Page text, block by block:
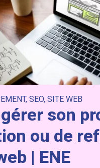
, SEO, SITE WEB
son
ou de
| ENE